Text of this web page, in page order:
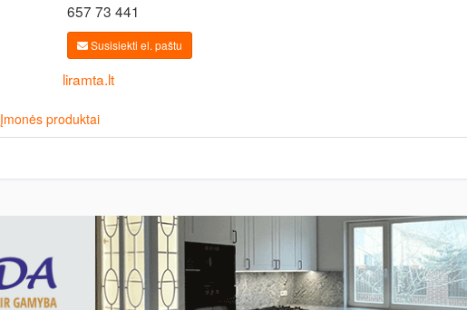
657 73 441
Susisiekti el. paštu
liramta.lt
Įmonės produktai